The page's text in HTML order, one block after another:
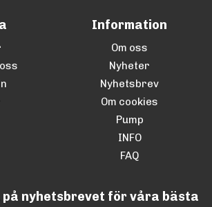
Information
Om oss
Nyheter
Nyhetsbrev
Om cookies
Pump
INFO
FAQ
nyhetsbrevet för våra bästa